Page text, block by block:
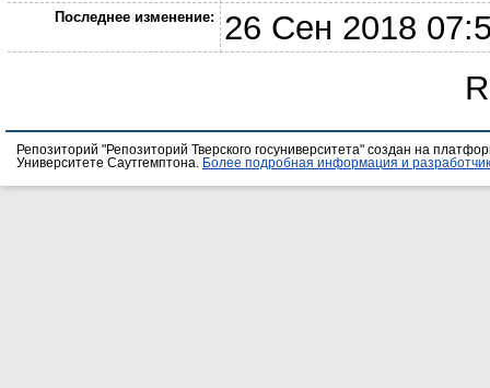
Последнее изменение:
26 Сен 2018
Репозиторий "Репозиторий Тверского госуниверситета" создан на
Университете Саутгемптона.
Более подробная информация и